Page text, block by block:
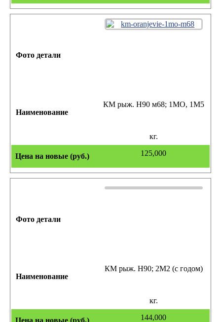
КМ рыж. Н90 м68; 1МО, 1М5
кг.
125,000
КМ рыж. Н90; 2М2 (с годом)
кг.
144,000